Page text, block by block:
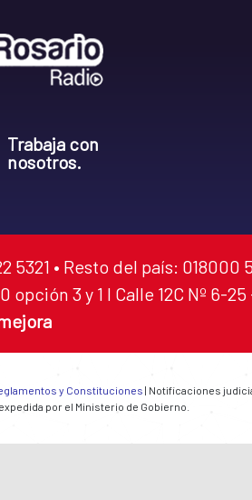
Trabaja con
nosotros.
• Resto del país: 018000
3 y 1 I Calle 12C Nº 6-
y Constituciones | Notificaciones
por el Ministerio de Gobierno.